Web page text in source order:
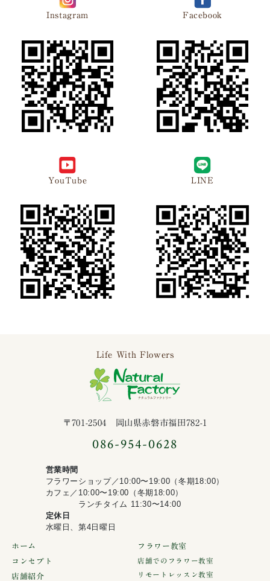
Instagram Facebook
YouTube LINE
Life With Flowers
ナチュラルフ
〒701-2504 岡山県赤磐市福田782-1
086-954-0628
営業時間
フラワーショップ／10:00〜19:00（冬期18:00）
カフェ／10:00〜19:00（冬期18:00）
ランチタイム 11:30〜14:00
定休日
水曜日、第4日曜日
ホーム
コンセプト
店舗紹介
フラワー教室
店舗でのフラワー教室
リモートレッスン教室